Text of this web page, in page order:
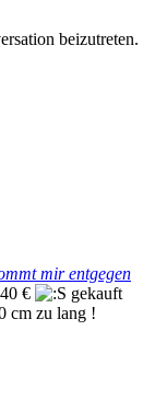
beizutreten.
mir entgegen
€
gekauft
cm zu lang !